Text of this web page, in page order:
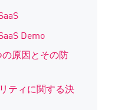
Demo
の原因とその防
ティに関する決